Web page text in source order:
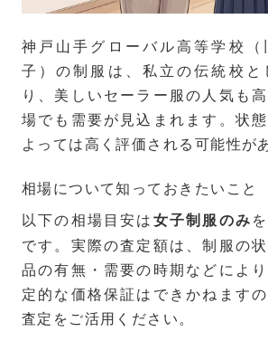
神戸山手グローバル高等学校（
子）の制服は、私立の伝統校と
り、美しいセーラー服の人気も
場でも需要が見込まれます。状
よっては高く評価される可能性が
相場について知っておきたいこと
以下の相場目安は女子制服のみ
です。実際の査定額は、制服の
品の有無・需要の時期などによ
定的な価格保証はできかねます
査定をご活用ください。